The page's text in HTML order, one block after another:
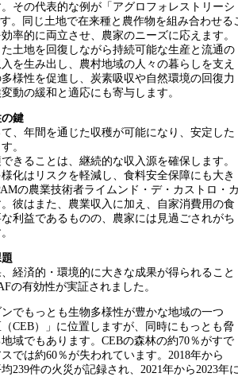
その代表的な例が「アグロフォレストリーシ
。同じ土地で在来種と農作物を組み合わせる
率的に両立させ、農家のニーズに応えます。
土地を回復しながら持続可能な生産と流通の
を生み出し、農村地域の人々の暮らしを支え
様性を促進し、炭素吸収や自然環境の回復力
動の緩和と適応にも寄与します。
鍵
、年間を通じた収穫が可能になり、安定した
。
きることは、継続的な収入源を確保します。
化はリスクを軽減し、食料安全保障にも大き
の農業技術者ライムンド・デ・カストロ・
彼はまた、農業収入に加え、自家消費用の食
利益であるものの、農家には見過ごされがち
経済的・環境的に大きな成果が得られること
の有効性が実証されました。
ンでもっとも生物多様性が豊かな地域の一つ
（CEB）」に位置しますが、同時にもっとも脅
域でもあります。CEBの森林の約70％がすで
では約60％が失われています。2018年から
239件の火災が記録され、2021年から2023年